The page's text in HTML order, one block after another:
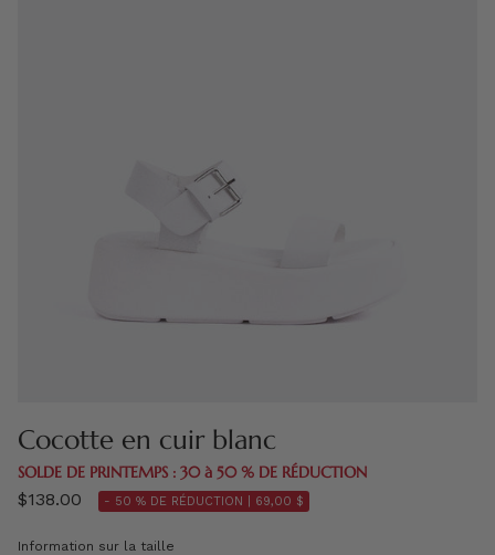
Cocotte en cuir blanc
SOLDE DE PRINTEMPS : 30 à 50 % DE RÉDUCTION
$138.00 - 50 % DE RÉDUCTION | 69,00 $
Information sur la taille